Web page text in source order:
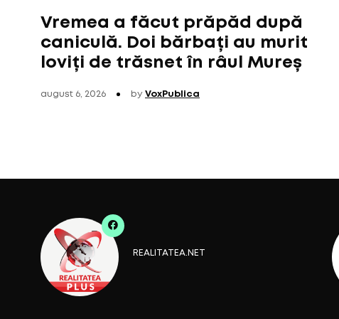
Vremea a făcut prăpăd după
caniculă. Doi bărbați au murit
loviți de trăsnet în râul Mureș
august 6, 2026 by VoxPublica
REALITATEA.NET